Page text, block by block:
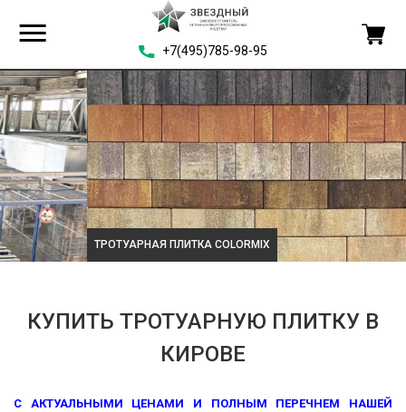
+7(495)785-98-95
ТРОТУАРНАЯ ПЛИТКА COLORMIX
КУПИТЬ ТРОТУАРНУЮ ПЛИТКУ В
КИРОВЕ
С АКТУАЛЬНЫМИ ЦЕНАМИ И ПОЛНЫМ ПЕРЕЧНЕМ НАШЕЙ